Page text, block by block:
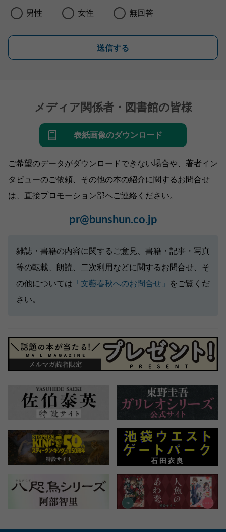
男性 女性 無回答
送信する
メディア関係者・図書館の皆様
表紙画像のダウンロード
ご希望のデータがダウンロードできない場合や、著者イン
タビューのご依頼、その他の本の紹介に関するお問合せ
は、直接プロモーション部へご連絡ください。
pr@bunshun.co.jp
雑誌・書籍の内容に関するご意見、書籍・記事・写真
等の転載、朗読、二次利用などに関するお問合せ、そ
の他については 「文藝春秋へのお問合せ」
をご覧くだ
さい。